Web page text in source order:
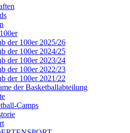
der 100er 2025/26
der 100er 2024/25
der 100er 2023/24
der 100er 2022/23
der 100er 2021/22
der Basketballabteilung
Camps